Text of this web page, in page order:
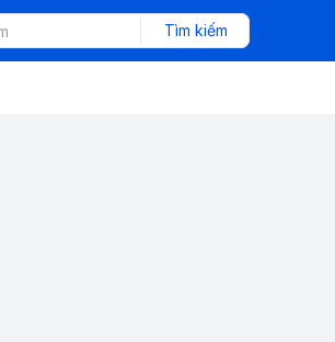
Tìm kiếm